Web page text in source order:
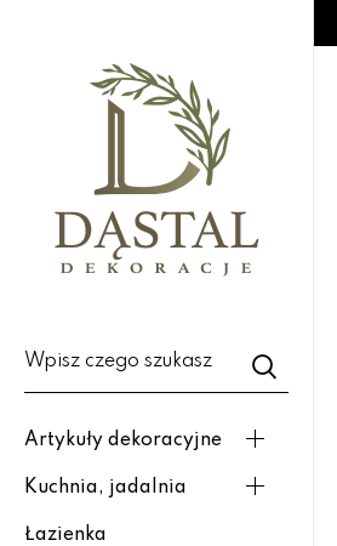
Wpisz czego szukasz
Artykuły dekoracyjne
Kuchnia, jadalnia
Łazienka